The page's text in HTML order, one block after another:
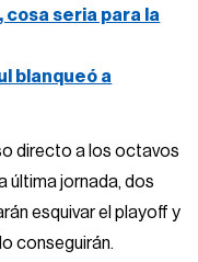
cosa seria para la
blanqueó a
directo a los octavos
última jornada, dos
esquivar el playoff y
conseguirán.